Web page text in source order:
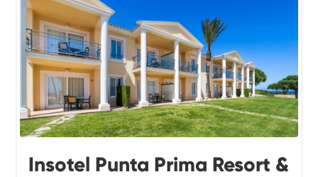
Insotel Punta Prima Resort &